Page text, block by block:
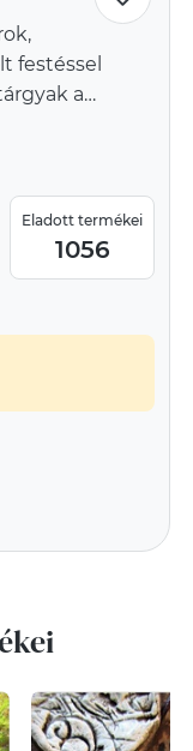
festéssel
a
Eladott termékei
1056